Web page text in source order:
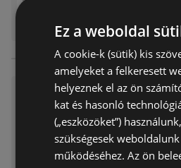
e
Akciós
Lejárat
Távolság:
Ez a weboldal
A cookie-k (sütik) kis
amelyeket a felkeresett
helyeznek el az ön
kat és hasonló
(„eszközöket”)
szükségesek
működéséhez. Az ön